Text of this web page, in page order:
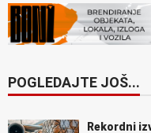
POGLEDAJTE JOŠ...
Rekordni